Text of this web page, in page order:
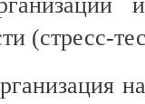
(стресс-